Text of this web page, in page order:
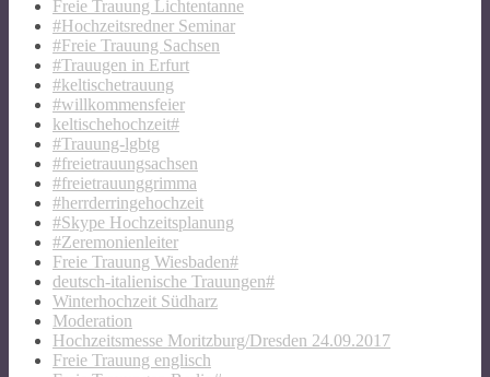
Freie Trauung Lichtentanne
#Hochzeitsredner Seminar
#Freie Trauung Sachsen
#Trauugen in Erfurt
#keltischetrauung
#willkommensfeier
keltischehochzeit#
#Trauung-lgbtg
#freietrauungsachsen
#freietrauunggrimma
#herrderringehochzeit
#Skype Hochzeitsplanung
#Zeremonienleiter
Freie Trauung Wiesbaden#
deutsch-italienische Trauungen#
Winterhochzeit Südharz
Moderation
Hochzeitsmesse Moritzburg/Dresden 24.09.2017
Freie Trauung englisch